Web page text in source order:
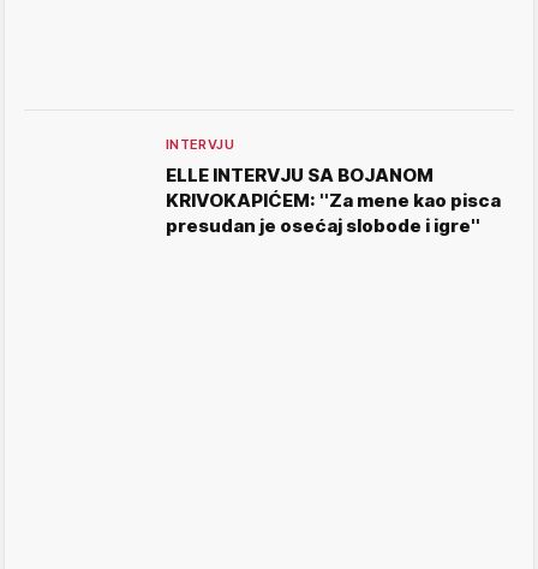
INTERVJU
ELLE INTERVJU SA BOJANOM
KRIVOKAPIĆEM: ''Za mene kao pisca
presudan je osećaj slobode i igre''